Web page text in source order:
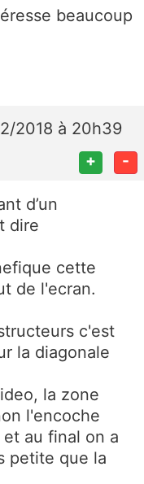
beaucoup
2018 à 20h39
+ -
d’un
dire
cette
de l'ecran.
c'est
la diagonale
la zone
l'encoche
au final on a
petite que la